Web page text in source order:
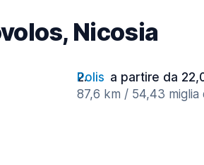
Nicosia
Polis a partire da
87,6 km / 54,43 miglia